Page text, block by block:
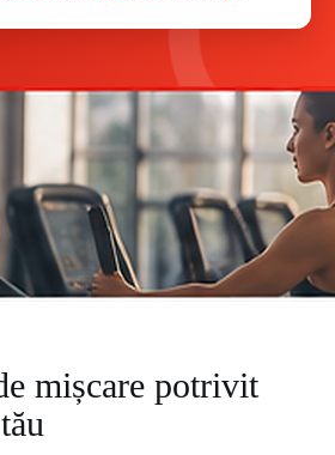
mișcare potrivit